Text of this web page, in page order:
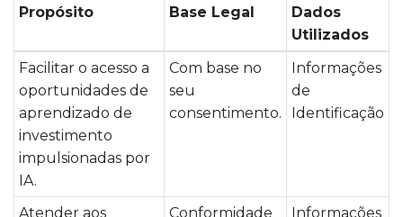
Propósito Base Legal
Dados
Utilizados
Facilitar o acesso a
oportunidades de
aprendizado de
investimento
impulsionadas por
IA.
Com base no
seu
consentimento.
Informações
de
Identificação
Atender aos Conformidade Informações